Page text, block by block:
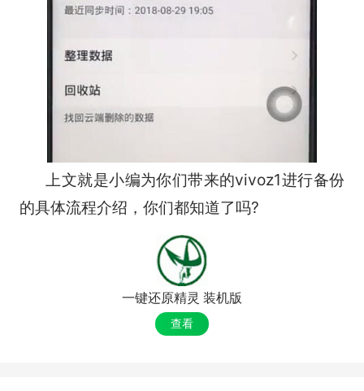
上文就是小编为你们带来的vivoz1进行备份
的具体流程介绍，你们都知道了吗?
一键还原精灵 装机版
查看